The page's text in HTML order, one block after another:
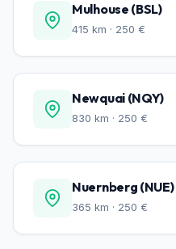
Mulhouse (BSL)
415 km · 250 €
Newquai (NQY)
830 km · 250 €
Nuernberg (NUE)
365 km · 250 €